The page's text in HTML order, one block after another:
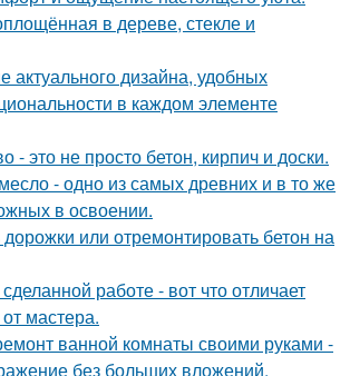
в дереве, стекле и
актуального дизайна, удобных
в каждом элементе
- это не просто бетон, кирпич и доски.
- одно из самых древних и в то же
в освоении.
дорожки или отремонтировать бетон на
работе - вот что отличает
мастера.
ванной комнаты своими руками -
без больших вложений.